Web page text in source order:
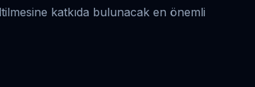
katkıda bulunacak en önemli